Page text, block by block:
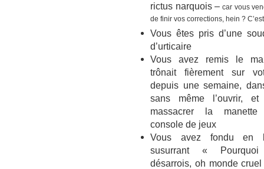
rictus narquois –car vous
de finir vos corrections, hein ?
Vous êtes pris d’une
d’urticaire
Vous avez remis le
trônait fièrement sur
depuis une semaine,
sans même l’ouvrir,
massacrer la
console de jeux
Vous avez fondu en
susurrant «
désarrois, oh monde